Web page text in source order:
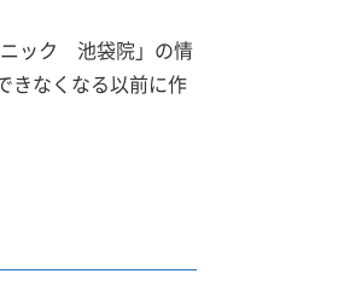
ニック 池袋院」の情
きなくなる以前に作